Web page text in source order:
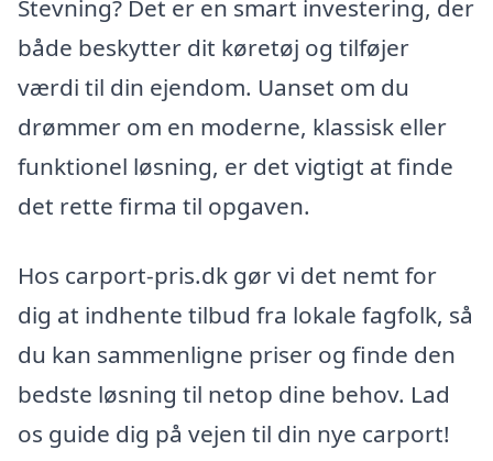
Stevning? Det er en smart investering, der
både beskytter dit køretøj og tilføjer
værdi til din ejendom. Uanset om du
drømmer om en moderne, klassisk eller
funktionel løsning, er det vigtigt at finde
det rette firma til opgaven.
Hos carport-pris.dk gør vi det nemt for
dig at indhente tilbud fra lokale fagfolk, så
du kan sammenligne priser og finde den
bedste løsning til netop dine behov. Lad
os guide dig på vejen til din nye carport!